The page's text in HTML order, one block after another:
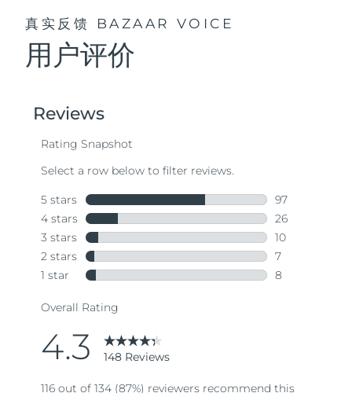
真实反馈 BAZAAR VOICE
用户评价